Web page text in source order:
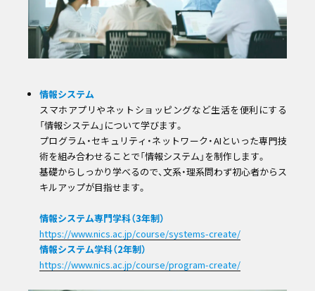
情報システム
スマホアプリやネットショッピングなど生活を便利にする
「情報システム」について学びます。
プログラム・セキュリティ・ネットワーク・AIといった専門技
術を組み合わせることで「情報システム」を制作します。
基礎からしっかり学べるので、文系・理系問わず初心者からス
キルアップが目指せます。
情報システム専門学科（3年制）
https://www.nics.ac.jp/course/systems-create/
情報システム学科（2年制）
https://www.nics.ac.jp/course/program-create/